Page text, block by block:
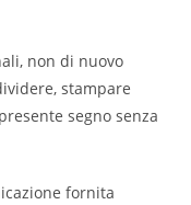
non di nuovo
stampare
segno senza
fornita